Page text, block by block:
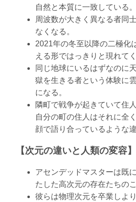
自然と本質に一致している。
周波数が大きく異なる者同
なくなる。
2021年の冬至以降の二極化
える形ではっきりと現れてく
同じ地球にいるはずなのに
獄を生きる者という体験に
になる。
隣町で戦争が起きていて住
自分の町の住人はそれに全
顔で語り合っているような
【次元の違いと人類の変容】
アセンデッドマスターは既
たした高次元の存在たちの
彼らは物理次元を卒業しよ